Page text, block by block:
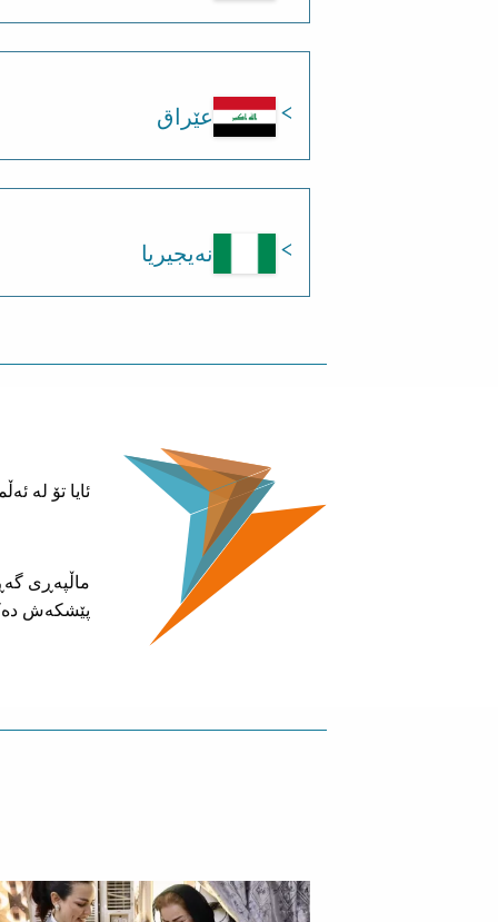
عێراق
نەیجیریا
ئایا تۆ لە
پێشکەش